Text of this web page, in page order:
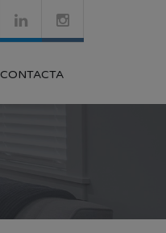
CONTACTA